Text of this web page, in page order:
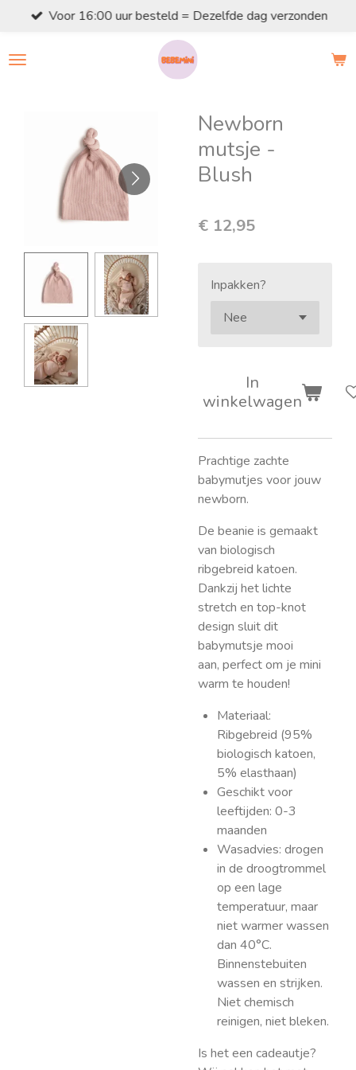
naar
Voor 16:00 uur besteld = Dezelfde dag verzonden
Newborn
mutsje -
Blush
€ 12,95
Inpakken?
In
winkelwagen
Prachtige zachte
babymutjes voor jouw
newborn.
De beanie is gemaakt
van biologisch
ribgebreid katoen.
Dankzij het lichte
stretch en top-knot
design sluit dit
babymutsje mooi
aan, perfect om je mini
warm te houden!
Materiaal:
Ribgebreid (95%
biologisch katoen,
5% elasthaan)
Geschikt voor
leeftijden: 0-3
maanden
Wasadvies: drogen
in de droogtrommel
op een lage
temperatuur, maar
niet warmer wassen
dan 40°C.
Binnenstebuiten
wassen en strijken.
Niet chemisch
reinigen, niet bleken.
Is het een cadeautje?